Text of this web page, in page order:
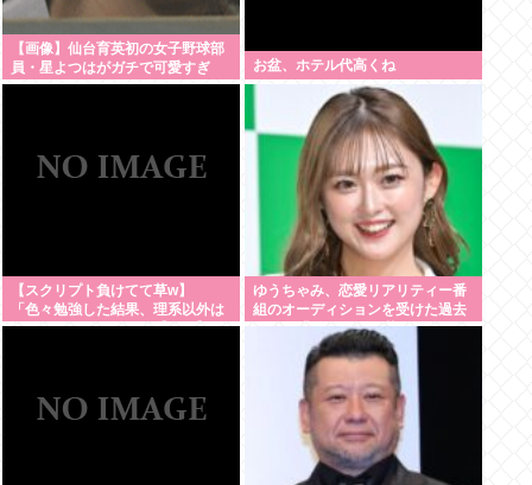
【画像】仙台育英初の女子野球部
員・星よつはがガチで可愛すぎ
る！
お盆、ホテル代高くね
【スクリプト負けてて草w】
「色々勉強した結果、理系以外は
エラー品だと気付いた【ガチ】」
ゆうちゃみ、恋愛リアリティー番
組のオーディションを受けた過去
を激白「10回くらい落ちてるんで